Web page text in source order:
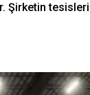
Şirketin